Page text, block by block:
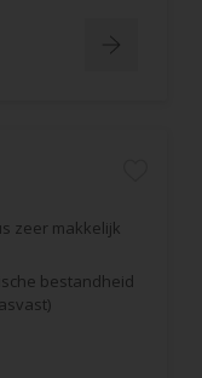
zeer makkelijk
bestandheid